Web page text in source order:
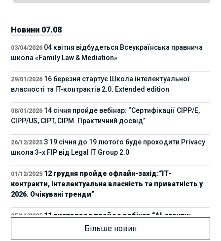
Новини 07.08
03/04/2026 04 квітня відбудеться Всеукраїнська правнича
школа «Family Law & Mediation»
29/01/2026 16 березня стартує Школа інтелектуальної
власності та IT-контрактів 2.0. Extended edition
08/01/2026 14 січня пройде вебінар: “Сертифікації СІРР/Е,
CIPP/US, CIPT, CIPM. Практичний досвід”
26/12/2025 З 19 січня до 19 лютого буде проходити Privacy
школа 3-х FIP від Legal IT Group 2.0
01/12/2025 12 грудня пройде офлайн-захід:“ІТ-
контракти, інтелектуальна власність та приватність у
2026. Очікувані тренди”
05/11/2025 11 листопада пройде вебінар “AI-агенти:
прайвесі, IP та комплаєнс ризики”
Більше новин